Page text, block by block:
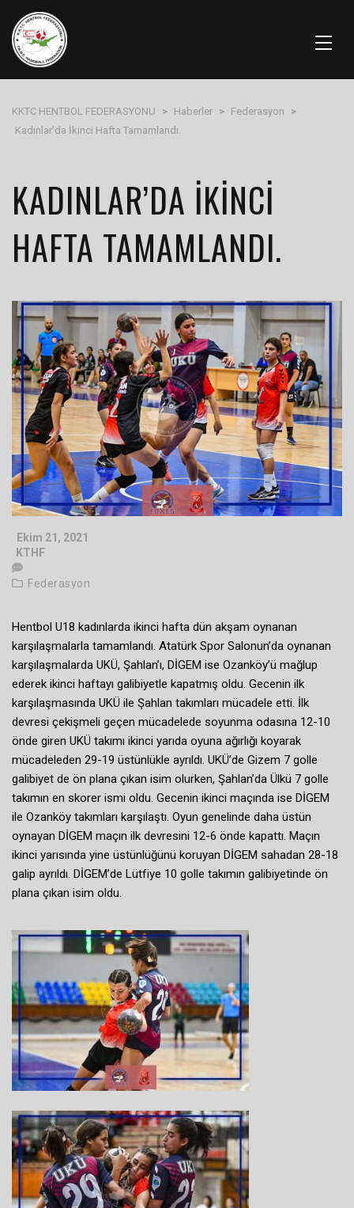
KKTC HENTBOL FEDERASYONU > Haberler > Federasyon
>
Kadınlar’da İkinci Hafta Tamamlandı.
KADINLAR’DA İKINCI
HAFTA TAMAMLANDI.
Ekim 21, 2021
KTHF
Federasyon
Hentbol U18 kadınlarda ikinci hafta dün akşam oynanan
karşılaşmalarla tamamlandı. Atatürk Spor Salonun’da oynanan
karşılaşmalarda UKÜ, Şahlan’ı, DİGEM ise Ozanköy’ü mağlup
ederek ikinci haftayı galibiyetle kapatmış oldu. Gecenin ilk
karşılaşmasında UKÜ ile Şahlan takımları mücadele etti. İlk
devresi çekişmeli geçen mücadelede soyunma odasına 12-10
önde giren UKÜ takımı ikinci yarıda oyuna ağırlığı koyarak
mücadeleden 29-19 üstünlükle ayrıldı. UKÜ’de Gizem 7 golle
galibiyet de ön plana çıkan isim olurken, Şahlan’da Ülkü 7 golle
takımın en skorer ismi oldu. Gecenin ikinci maçında ise DİGEM
ile Ozanköy takımları karşılaştı. Oyun genelinde daha üstün
oynayan DİGEM maçın ilk devresini 12-6 önde kapattı. Maçın
ikinci yarısında yine üstünlüğünü koruyan DİGEM sahadan 28-18
galip ayrıldı. DİGEM’de Lütfiye 10 golle takımın galibiyetinde ön
plana çıkan isim oldu.